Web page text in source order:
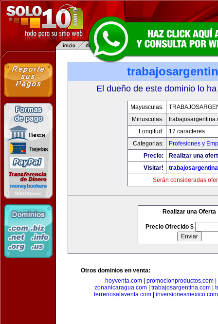
El dueño de este dominio lo
Mayusculas:
Minusculas:
Longitud:
17 caracteres
Categorias:
Profesiones y
Precio:
Realizar una
Visitar!
Serán consideradas
Realizar una Oferta
Precio Ofrecido $
Otros dominios en venta:
hoyventa.com| promocionproductos.com|
zonanicaragua.com
trabajosargentina.com
terrenosalaventa.com| inversionesmexico.com